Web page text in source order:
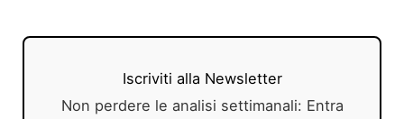
Iscriviti alla Newsletter
Non perdere le analisi settimanali: Entra